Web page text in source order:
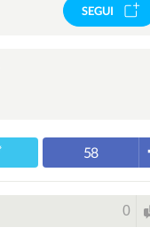
SEGUI
58
0